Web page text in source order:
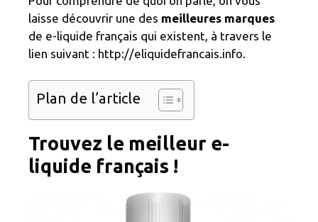
laisse découvrir une des meilleures marques
de e-liquide français qui existent, à travers le
lien suivant : http://eliquidefrancais.info.
Plan de l’article
Trouvez le meilleur e-
liquide français !